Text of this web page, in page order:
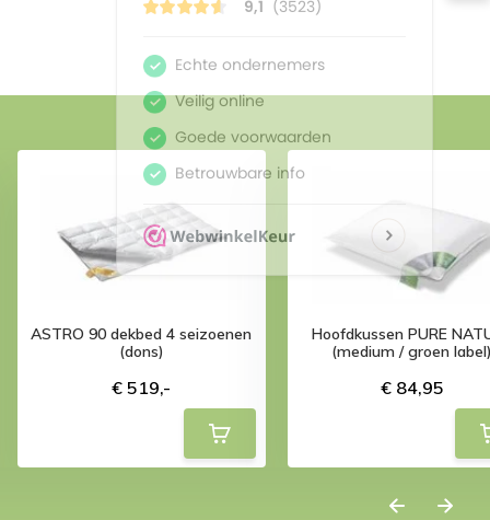
ASTRO 90 dekbed 4 seizoenen
(dons)
€ 519,-
Hoofdkussen PURE
(medium / groen
€ 84,95